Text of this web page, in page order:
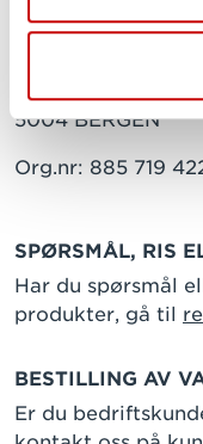
5004 BERGEN
Org.nr: 885 719
SPØRSMÅL, RIS
Har du spørsmål
produkter, gå til
BESTILLING AV
Er du